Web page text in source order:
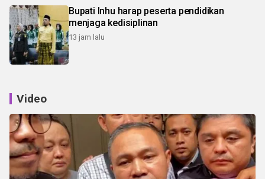
Bupati Inhu harap peserta pendidikan
menjaga kedisiplinan
13 jam lalu
Video